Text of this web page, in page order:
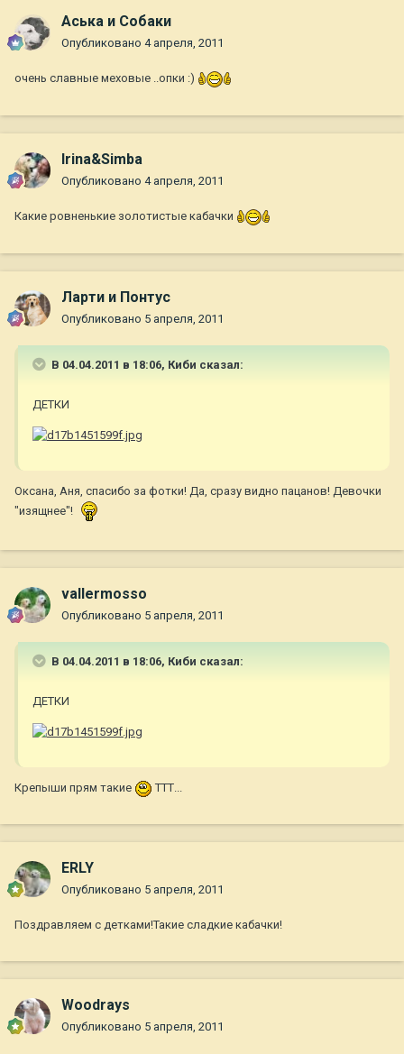
Аська и Собаки
Опубликовано 4 апреля, 2011
очень славные меховые ..опки :)
Irina&Simba
Опубликовано 4 апреля, 2011
Какие ровненькие золотистые кабачки
Ларти и Понтус
Опубликовано 5 апреля, 2011
В 04.04.2011 в 18:06, Киби сказал:
ДЕТКИ
Оксана, Аня, спасибо за фотки! Да, сразу видно пацанов! Девочки
"изящнее"!
vallermosso
Опубликовано 5 апреля, 2011
В 04.04.2011 в 18:06, Киби сказал:
ДЕТКИ
Крепыши прям такие ТТТ...
ERLY
Опубликовано 5 апреля, 2011
Поздравляем с детками!Такие сладкие кабачки!
Woodrays
Опубликовано 5 апреля, 2011